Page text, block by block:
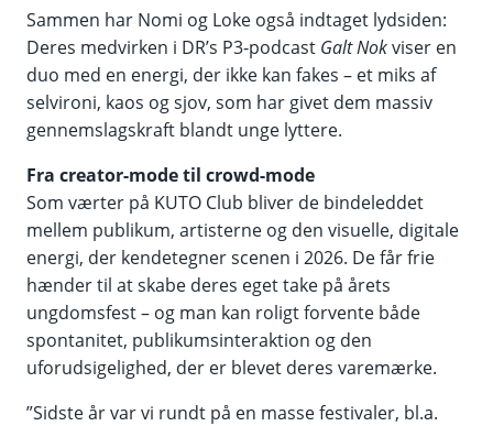
Sammen har Nomi og Loke også indtaget lydsiden:
Deres medvirken i DR’s P3‑podcast Galt Nokviser en
duo med en energi, der ikke kan fakes – et miks af
selvironi, kaos og sjov, som har givet dem massiv
gennemslagskraft blandt unge lyttere.
Fra creator-mode til crowd-mode
Som værter på KUTO Club bliver de bindeleddet
mellem publikum, artisterne og den visuelle, digitale
energi, der kendetegner scenen i 2026. De får frie
hænder til at skabe deres eget take på årets
ungdomsfest – og man kan roligt forvente både
spontanitet, publikumsinteraktion og den
uforudsigelighed, der er blevet deres varemærke.
”Sidste år var vi rundt på en masse festivaler, bl.a.